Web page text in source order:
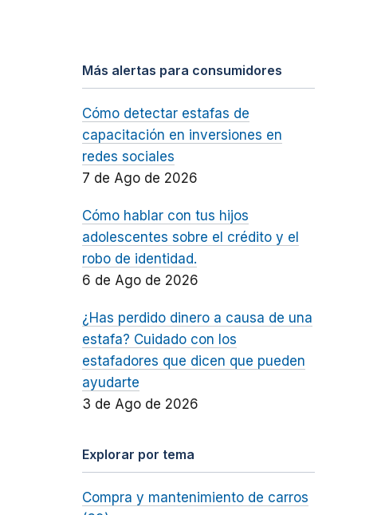
Más alertas para consumidores
Cómo detectar estafas de
capacitación en inversiones en
redes sociales
7 de Ago de 2026
Cómo hablar con tus hijos
adolescentes sobre el crédito y el
robo de identidad.
6 de Ago de 2026
¿Has perdido dinero a causa de una
estafa? Cuidado con los
estafadores que dicen que pueden
ayudarte
3 de Ago de 2026
Explorar por tema
Compra y mantenimiento de carros